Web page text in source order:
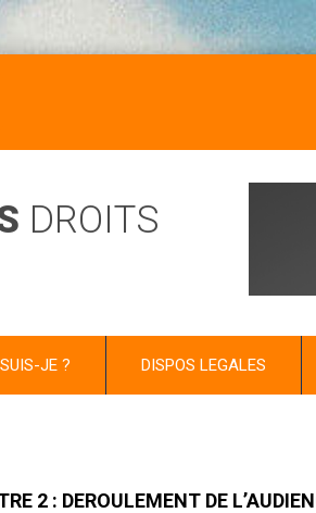
DROITS
JE ? DISPOS LEGALES
2 : DEROULEMENT DE